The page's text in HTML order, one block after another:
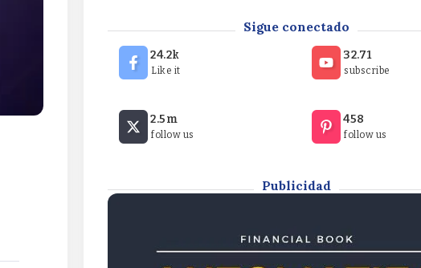
Mind the Gap: ETF Investors Missed $3.8
the Gap: ETF Investors Missed $3.8
Gap: ETF Investors Missed $3.8 Trillion
By
6 Low-Stress Side Hustles That Don’t Require a Car
Low-Stress Side Hustles That Don’t Require a Car or
Low-Stress Side Hustles That Don’t Require a Car or
Sigue conectado
24.2k
Like it
32.71
subscribe
2.5m
follow us
458
follow us
Publicidad